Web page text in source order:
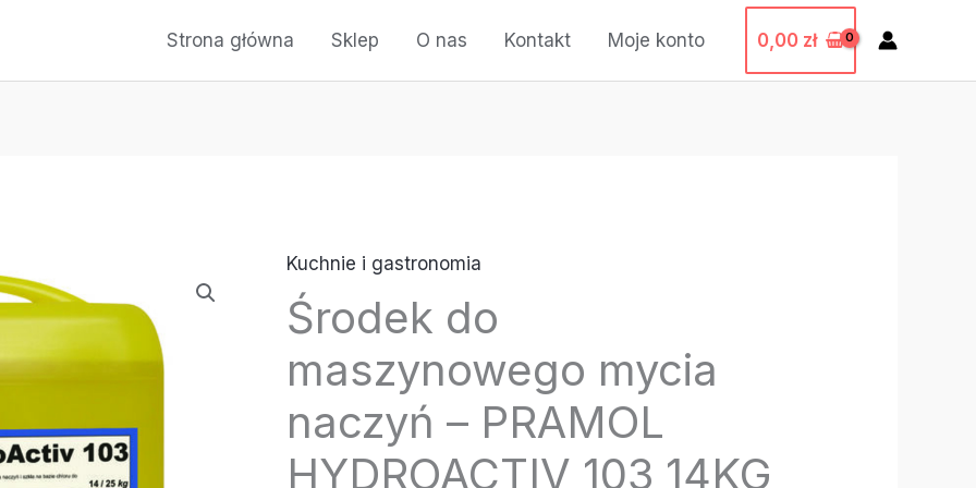
Strona główna Sklep O nas Kontakt Moje konto 0,00 zł
Kuchnie i gastronomia
Środek do
maszynowego mycia
naczyń – PRAMOL
HYDROACTIV 103 14KG